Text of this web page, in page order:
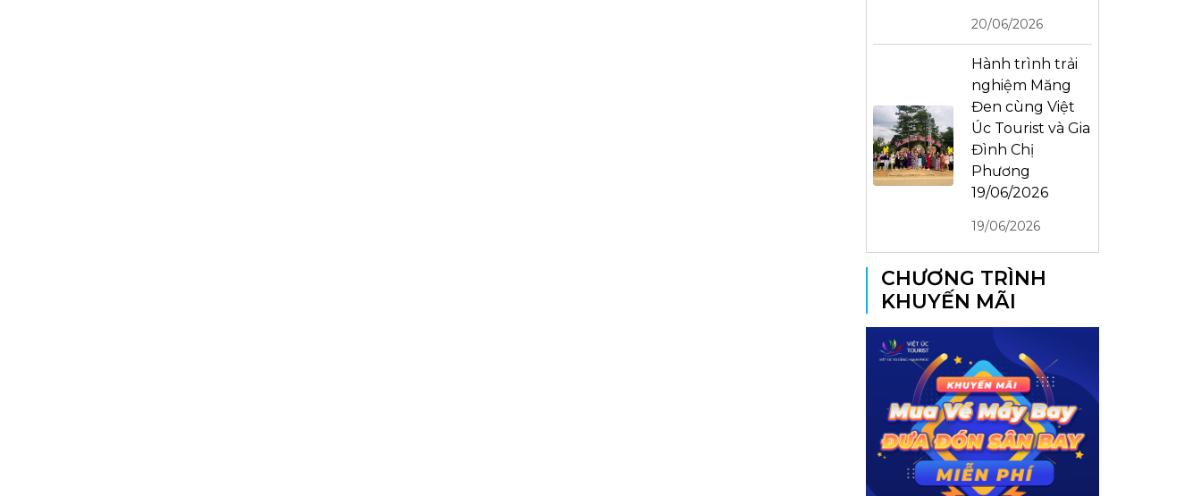
20/06/2026
Hành trình trải
nghiệm Măng
Đen cùng Việt
Úc Tourist và Gia
Đình Chị
Phương
19/06/2026
19/06/2026
CHƯƠNG TRÌNH
KHUYẾN MÃI